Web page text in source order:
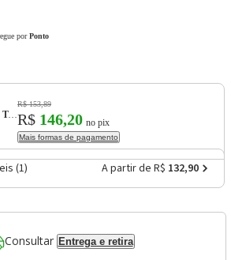
por Ponto
Faqueiro 25 Peças Tramontina New Kolor em Aço Inox com Gaveteiro - Azul
R$ 153,89
R$ 146,20 no pix
Mais formas de pagamento
(1) A partir de R$ 132,90
Consultar Entrega e retira